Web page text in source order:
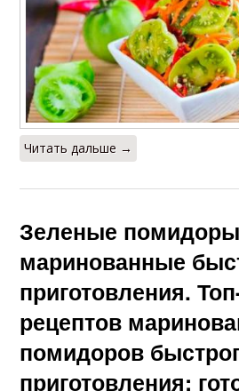
Читать дальше →
Зеленые помидоры
маринованные
приготовления.
рецептов
помидоров
приготовления: